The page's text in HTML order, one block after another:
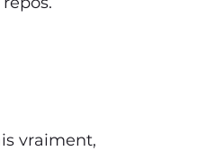
vraiment,